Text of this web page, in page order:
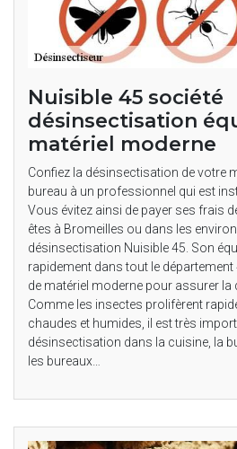
Nuisible 45 société
désinsectisation
matériel moderne
Confiez la désinsectisation de votre
bureau à un professionnel qui est
Vous évitez ainsi de payer ses frais
êtes à Bromeilles ou dans les
désinsectisation Nuisible 45. Son
rapidement dans tout le département
de matériel moderne pour assurer la
Comme les insectes prolifèrent
chaudes et humides, il est très
désinsectisation dans la cuisine, la
les bureaux…